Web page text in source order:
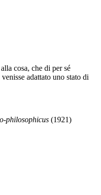
cosa, che di per sé
adattato uno stato di
philosophicus (1921)